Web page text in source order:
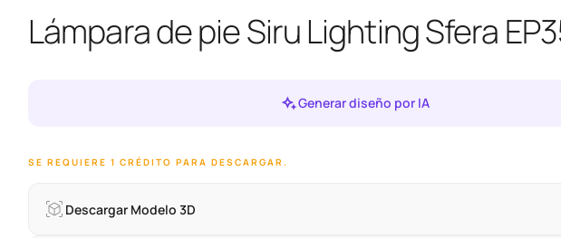
Lámpara de pie Siru Lighting Sfera
Generar diseño por IA
SE REQUIERE 1 CRÉDITO PARA DESCARGAR.
Descargar Modelo 3D